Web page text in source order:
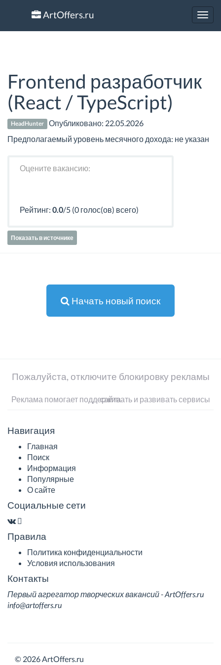
ArtOffers.ru
Frontend разработчик
(React / TypeScript)
HeadHunter Опубликовано: 22.05.2026
Предполагаемый уровень месячного дохода: не указан
Оцените вакансию:
Рейтинг: 0.0/5 (0 голос(ов) всего)
Показать в источнике
Начать новый поиск
Пожалуйста, отключите блокировку рекламы
Реклама помогает поддерживать и развивать сервисы сайта
Навигация
Главная
Поиск
Информация
Популярные
О сайте
Социальные сети
Правила
Политика конфиденциальности
Условия использования
Контакты
Первый агрегатор творческих вакансий - ArtOffers.ru
info@artoffers.ru
© 2026 ArtOffers.ru